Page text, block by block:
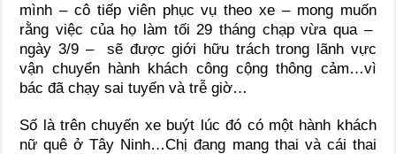
mình – cô tiếp viên phục vụ theo xe – mong muốn
rằng việc của họ làm tối 29 tháng chạp vừa qua –
ngày 3/9 – sẽ được giới hữu trách trong lãnh vực
vận chuyển hành khách công cộng thông cảm…vì
bác đã chạy sai tuyến và trễ giờ…
Số là trên chuyến xe buýt lúc đó có một hành khách
nữ quê ở Tây Ninh…Chị đang mang thai và cái thai